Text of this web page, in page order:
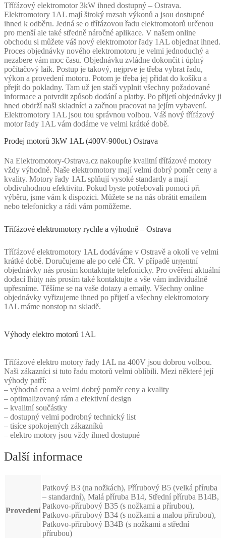
Třífázový elektromotor 3kW ihned dostupný – Ostrava.
Elektromotory 1AL mají široký rozsah výkonů a jsou dostupné
ihned k odběru. Jedná se o třífázovou řadu elektromotorů určenou
pro menší ale také středně náročné aplikace. V našem online
obchodu si můžete váš nový elektromotor řady 1AL objednat ihned.
Proces objednávky nového elektromotoru je velmi jednoduchý a
nezabere vám moc času. Objednávku zvládne dokončit i úplný
počítačový laik. Postup je takový, nejprve je třeba vybrat řadu,
výkon a provedení motoru. Potom je třeba jej přidat do košíku a
přejít do pokladny. Tam už jen stačí vyplnit všechny požadované
informace a potvrdit způsob dodání a platby. Po přijetí objednávky ji
hned obdrží naši skladníci a začnou pracovat na jejím vybavení.
Elektromotory 1AL jsou tou správnou volbou. Váš nový třífázový
motor řady 1AL vám dodáme ve velmi krátké době.
Prodej motorů 3kW 1AL (400V-900ot.) Ostrava
Na Elektromotory-Ostrava.cz nakoupíte kvalitní třífázové motory
vždy výhodně. Naše elektromotory mají velmi dobrý poměr ceny a
kvality. Motory řady 1AL splňují vysoké standardy a mají
obdivuhodnou efektivitu. Pokud byste potřebovali pomoci při
výběru, jsme vám k dispozici. Můžete se na nás obrátit emailem
nebo telefonicky a rádi vám pomůžeme.
Třífázové elektromotory rychle a výhodně – Ostrava
Třífázové elektromotory 1AL dodáváme v Ostravě a okolí ve velmi
krátké době. Doručujeme ale po celé ČR. V případě urgentní
objednávky nás prosím kontaktujte telefonicky. Pro ověření aktuální
dodací lhůty nás prosím také kontaktujte a vše vám individuálně
upřesníme. Těšíme se na vaše dotazy a emaily. Všechny online
objednávky vyřizujeme ihned po přijetí a všechny elektromotory
1AL máme nonstop na skladě.
Výhody elektro motorů 1AL
Třífázové elektro motory řady 1AL na 400V jsou dobrou volbou.
Naši zákazníci si tuto řadu motorů velmi oblíbili. Mezi některé její
výhody patří:
– výhodná cena a velmi dobrý poměr ceny a kvality
– optimalizovaný rám a efektivní design
– kvalitní součástky
– dostupný velmi podrobný technický list
– tisíce spokojených zákazníků
– elektro motory jsou vždy ihned dostupné
Další informace
Provedení
Patkový B3 (na nožkách), Přírubový B5 (velká příruba
– standardní), Malá příruba B14, Střední příruba B14B,
Patkovo-přírubový B35 (s nožkami a přírubou),
Patkovo-přírubový B34 (s nožkami a malou přírubou),
Patkovo-přírubový B34B (s nožkami a střední
přírubou)